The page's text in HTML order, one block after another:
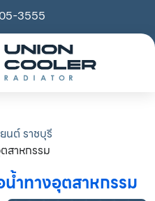
3555
นต์ ราชบุรี
สาหกรรม
ำทางอุตสาหกรรม